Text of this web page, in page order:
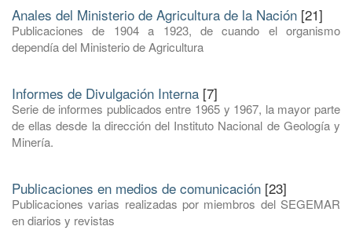
Anales del Ministerio de Agricultura de la Nación [21]
Publicaciones de 1904 a 1923, de cuando el organismo
dependía del Ministerio de Agricultura
Informes de Divulgación Interna [7]
Serie de informes publicados entre 1965 y 1967, la mayor parte
de ellas desde la dirección del Instituto Nacional de Geología y
Minería.
Publicaciones en medios de comunicación [23]
Publicaciones varias realizadas por miembros del SEGEMAR
en diarios y revistas